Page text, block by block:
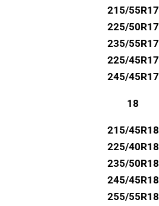
215/55R17
225/50R17
235/55R17
225/45R17
245/45R17
18
215/45R18
225/40R18
235/50R18
245/45R18
255/55R18